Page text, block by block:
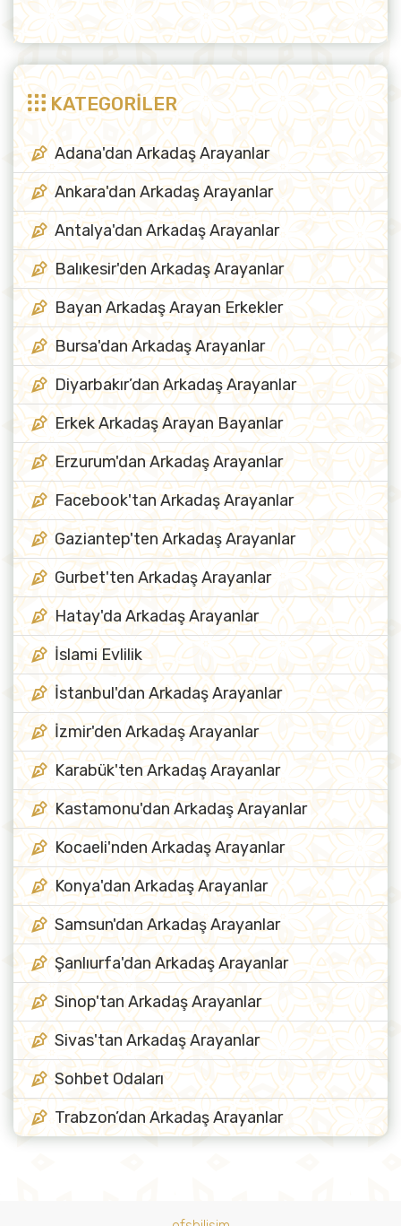
KATEGORİLER
Adana'dan Arkadaş Arayanlar
Ankara'dan Arkadaş Arayanlar
Antalya'dan Arkadaş Arayanlar
Balıkesir'den Arkadaş Arayanlar
Bayan Arkadaş Arayan Erkekler
Bursa'dan Arkadaş Arayanlar
Diyarbakır’dan Arkadaş Arayanlar
Erkek Arkadaş Arayan Bayanlar
Erzurum'dan Arkadaş Arayanlar
Facebook'tan Arkadaş Arayanlar
Gaziantep'ten Arkadaş Arayanlar
Gurbet'ten Arkadaş Arayanlar
Hatay'da Arkadaş Arayanlar
İslami Evlilik
İstanbul'dan Arkadaş Arayanlar
İzmir'den Arkadaş Arayanlar
Karabük'ten Arkadaş Arayanlar
Kastamonu'dan Arkadaş Arayanlar
Kocaeli'nden Arkadaş Arayanlar
Konya'dan Arkadaş Arayanlar
Samsun'dan Arkadaş Arayanlar
Şanlıurfa'dan Arkadaş Arayanlar
Sinop'tan Arkadaş Arayanlar
Sivas'tan Arkadaş Arayanlar
Sohbet Odaları
Trabzon’dan Arkadaş Arayanlar